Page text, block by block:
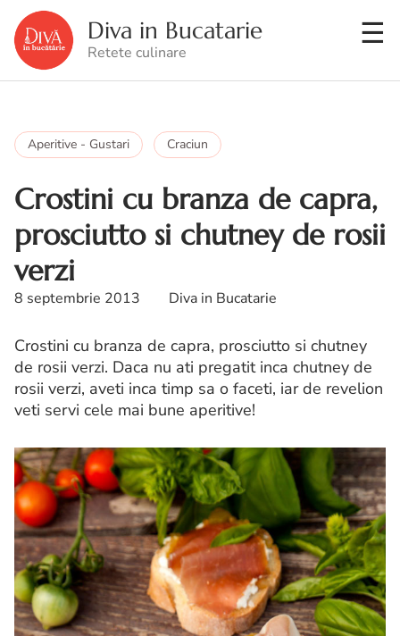
Diva in Bucatarie
Retete culinare
Aperitive - Gustari Craciun
Crostini cu branza de capra,
prosciutto si chutney de rosii
verzi
8 septembrie 2013 Diva in Bucatarie
Crostini cu branza de capra, prosciutto si chutney
de rosii verzi. Daca nu ati pregatit inca chutney de
rosii verzi, aveti inca timp sa o faceti, iar de revelion
veti servi cele mai bune aperitive!